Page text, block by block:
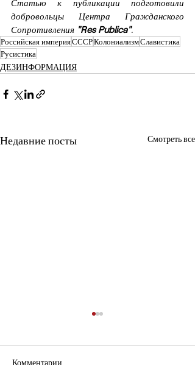
Статью к публикации подготовили
добровольцы Центра Гражданского
Сопротивления "Res Publica".
Российская империяСССРКолониализмСлавистика
Русистика
ДЕЗИНФОРМАЦИЯ
Недавние посты Смотреть все
Комментарии